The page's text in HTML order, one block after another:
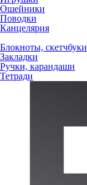
Ошейники
Поводки
Канцелярия
Блокноты, скетчбуки
Закладки
Ручки, карандаши
Тетради